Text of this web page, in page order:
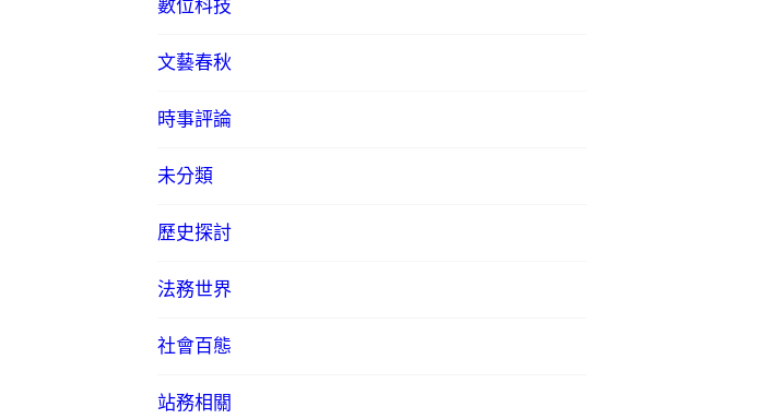
數位科技
文藝春秋
時事評論
未分類
歷史探討
法務世界
社會百態
站務相關